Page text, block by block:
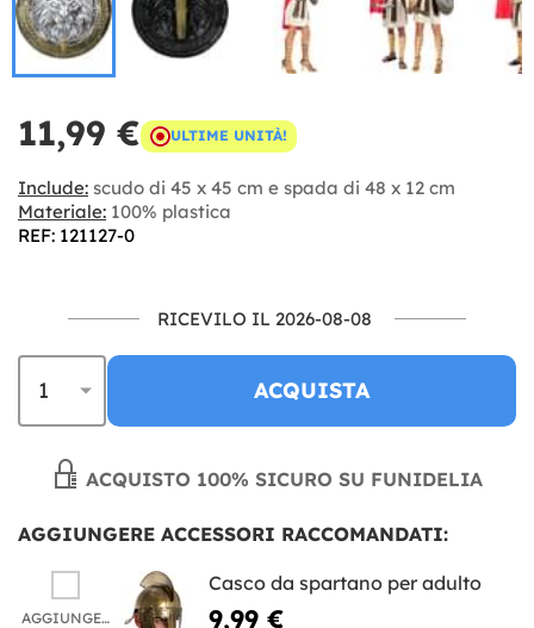
11,99 € ULTIME UNITÀ!
Include: scudo di 45 x 45 cm e spada di 48 x 12 cm
Materiale: 100% plastica
REF: 121127-0
RICEVILO IL 2026-08-08
ACQUISTA
ACQUISTO 100% SICURO SU FUNIDELIA
AGGIUNGERE ACCESSORI RACCOMANDATI:
AGGIUNGERE
Casco da spartano per adulto
9,99 €